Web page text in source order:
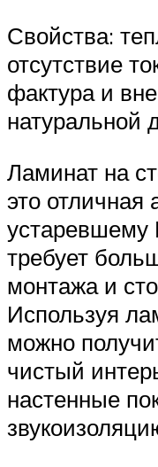
Свойства:
отсутствие
фактура и
натуральной
Ламинат на
это отличная
требует
монтажа и
Используя
можно
чистый
настенные